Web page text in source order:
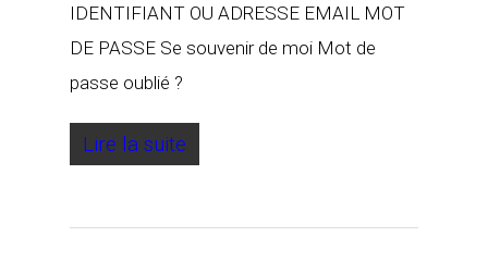
IDENTIFIANT OU ADRESSE EMAIL MOT
DE PASSE Se souvenir de moi Mot de
passe oublié ?
Lire la suite